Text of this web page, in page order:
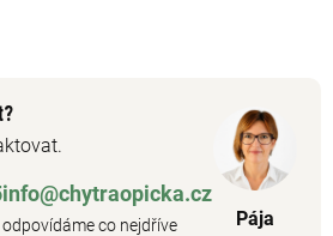
info@chytraopicka.cz
odpovídáme co nejdříve Pája